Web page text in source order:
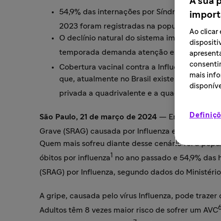
54,9% das internações por Síndrome
2023 foram registradas na população 60+
O declínio natural do sistema imune do
temporada demanda atenção especial
Cobertura vacinal contra a Influenza
que, atualmente no Brasil existem três
privada a quadrivalente e a quadrivalente de
São Paulo, 21 de março de 2024 — Em 2023, a
Grave (SRAG) causada por Influenza em
Quem mais sofreu diante desse cenário foi a
óbitos por influenza1 no ano passado e 54,9%
(SRAG) por Influenza, segundo dados do
A gripe, causada pelo vírus Influenza, pode
Adultos têm 8 vezes maior risco de sofrer um AVC
Ao clicar
mais